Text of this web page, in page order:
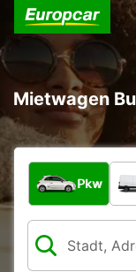
Mietwagen
Welche Art von
Pkw